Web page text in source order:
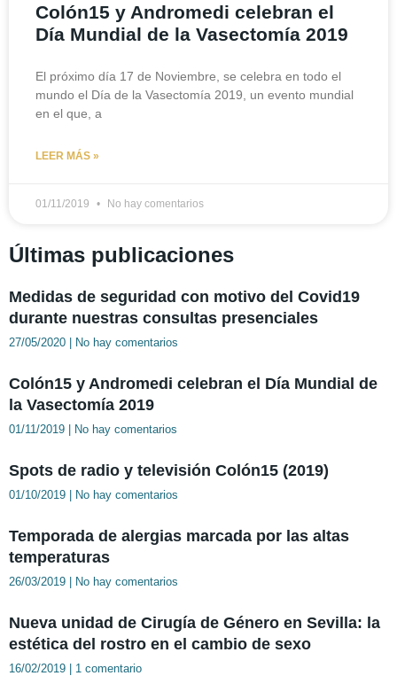
Colón15 y Andromedi celebran el
Día Mundial de la Vasectomía 2019
El próximo día 17 de Noviembre, se celebra en todo el
mundo el Día de la Vasectomía 2019, un evento mundial
en el que, a
LEER MÁS »
01/11/2019 No hay comentarios
Últimas publicaciones
Medidas de seguridad con motivo del Covid19
durante nuestras consultas presenciales
27/05/2020 No hay comentarios
Colón15 y Andromedi celebran el Día Mundial de
la Vasectomía 2019
01/11/2019 No hay comentarios
Spots de radio y televisión Colón15 (2019)
01/10/2019 No hay comentarios
Temporada de alergias marcada por las altas
temperaturas
26/03/2019 No hay comentarios
Nueva unidad de Cirugía de Género en Sevilla: la
estética del rostro en el cambio de sexo
16/02/2019 1 comentario